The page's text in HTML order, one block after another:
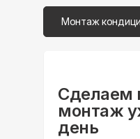
Монтаж
Сделаем
монтаж
день